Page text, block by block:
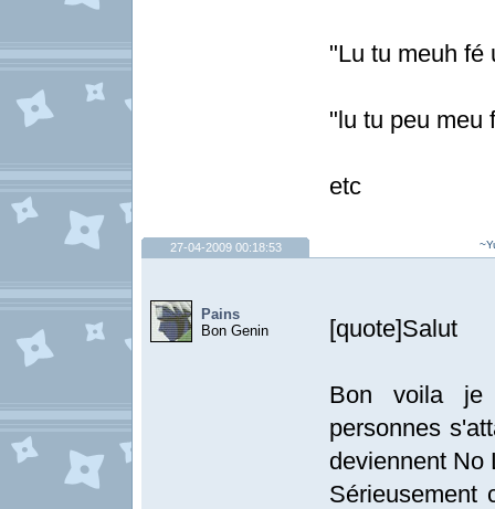
"Lu tu meuh fé
"lu tu peu meu
etc
27-04-2009 00:18:53
Pains
Bon Genin
[quote]Salut
Bon voila je
personnes
deviennent No
Sérieusement